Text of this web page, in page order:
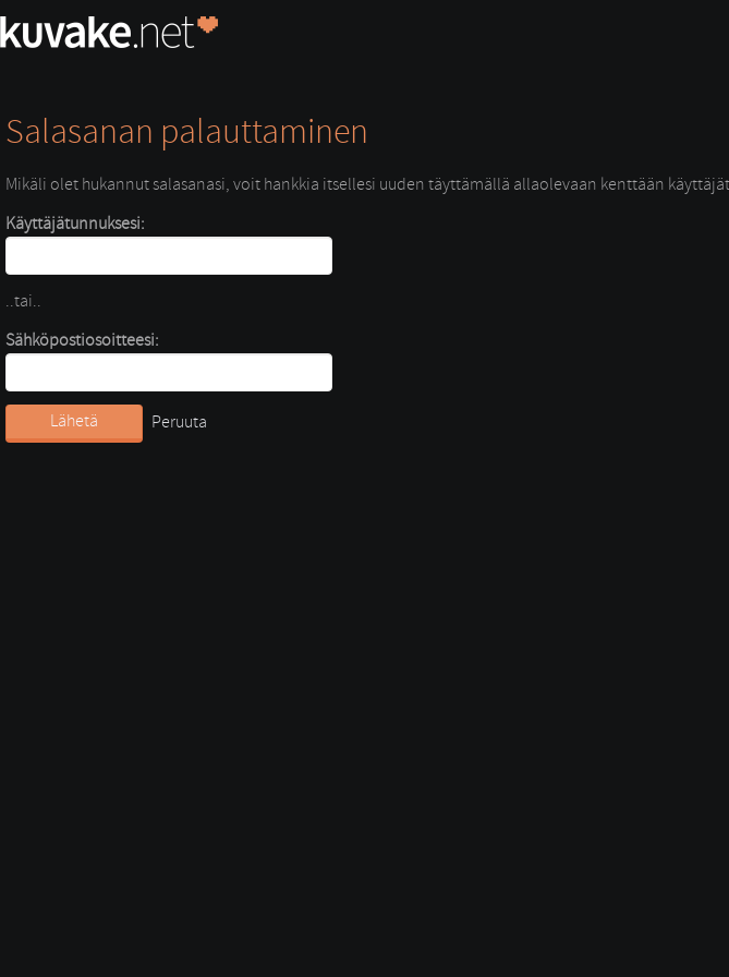
Salasanan palauttaminen
Mikäli olet hukannut salasanasi, voit hankkia itsellesi uuden täyttämällä allaolevaan kenttään
Käyttäjätunnuksesi:
..tai..
Sähköpostiosoitteesi:
Lähetä Peruuta